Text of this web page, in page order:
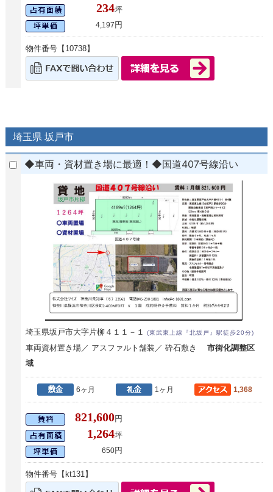
234坪
4,197円
物件番号【10738】
埼玉県 坂戸市
◆車両・資材置き場に最適！◆国道407号線沿い
埼玉県坂戸市大字片柳４１１－１(東武東上線『北坂戸』駅徒歩20分)
車両資材置き場／ アスファルト舗装／ 砕石敷き市街化調整区
域
6ヶ月 1ヶ月 1,368
821,600円
1,264坪
650円
物件番号【kt131】